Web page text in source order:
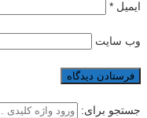
ایمیل *
وب‌ سایت
جستجو برای: